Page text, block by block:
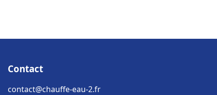
Contact
contact@chauffe-eau-2.fr